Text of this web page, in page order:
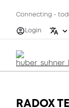
Connecting -
Login
RADOX